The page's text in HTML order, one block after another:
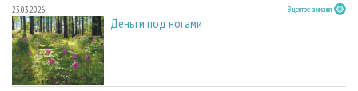
23.03.2026 В центре внимания
Деньги под ногами